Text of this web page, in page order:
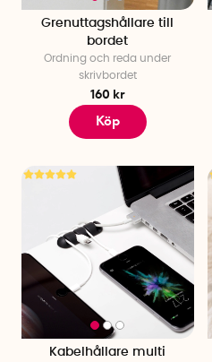
Grenuttagshållare till
bordet
Ordning och reda under
skrivbordet
160 kr
Köp
Kabelhållare multi